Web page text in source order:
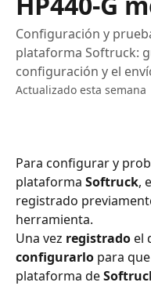
Configuración y
plataforma Softruck:
configuración y el
Actualizado esta semana
Para configurar y
plataforma Softruck,
registrado
herramienta.
Una vez registrado el
configurarlo para
plataforma de